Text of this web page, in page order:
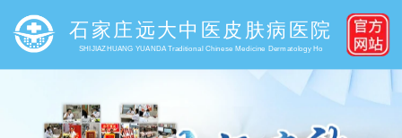
石家庄远大中医皮肤病医院
SHIJIAZHUANG YUANDA Traditional Chinese Medicine Dermatology Ho